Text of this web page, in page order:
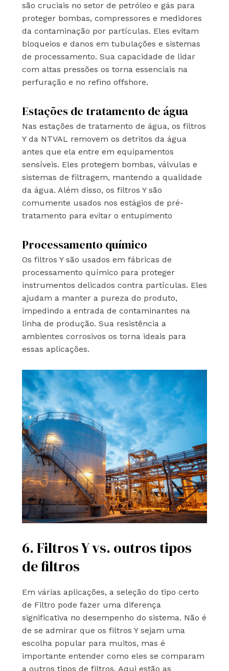
são cruciais no setor de petróleo e gás para
proteger bombas, compressores e medidores
da contaminação por partículas. Eles evitam
bloqueios e danos em tubulações e sistemas
de processamento. Sua capacidade de lidar
com altas pressões os torna essenciais na
perfuração e no refino offshore.
Estações de tratamento de água
Nas estações de tratamento de água, os filtros
Y da NTVAL removem os detritos da água
antes que ela entre em equipamentos
sensíveis. Eles protegem bombas, válvulas e
sistemas de filtragem, mantendo a qualidade
da água. Além disso, os filtros Y são
comumente usados nos estágios de pré-
tratamento para evitar o entupimento
Processamento químico
Os filtros Y são usados em fábricas de
processamento químico para proteger
instrumentos delicados contra partículas. Eles
ajudam a manter a pureza do produto,
impedindo a entrada de contaminantes na
linha de produção. Sua resistência a
ambientes corrosivos os torna ideais para
essas aplicações.
6. Filtros Y vs. outros tipos
de filtros
Em várias aplicações, a seleção do tipo certo
de Filtro pode fazer uma diferença
significativa no desempenho do sistema. Não é
de se admirar que os filtros Y sejam uma
escolha popular para muitos, mas é
importante entender como eles se comparam
a outros tipos de filtros. Aqui estão as